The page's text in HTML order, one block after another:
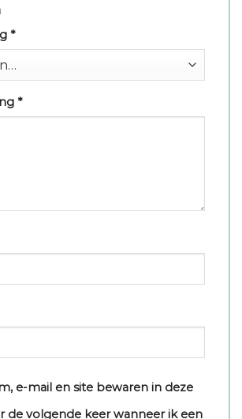
*
*
e-mail en site bewaren in deze
de volgende keer wanneer ik een